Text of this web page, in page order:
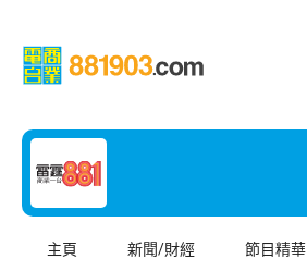
主頁 新聞/財經 節目精華